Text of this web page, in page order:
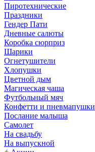
Пиротехнические
Праздники
Гендер Пати
Дневные салюты
Коробка сюрприз
Шарики
Огнетушители
Хлопушки
Цветной дым
Магическая чаша
Футбольный мяч
Конфетти и пневмапушки
Послание малыша
Самолет
На свадьбу
На выпускной